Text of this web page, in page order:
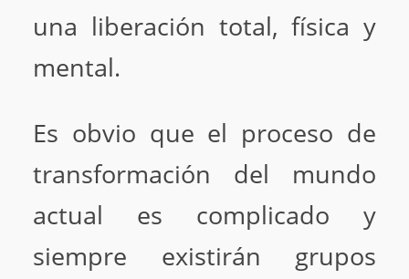
una liberación total, física y
mental.
Es obvio que el proceso de
transformación del mundo
actual es complicado y
siempre existirán grupos